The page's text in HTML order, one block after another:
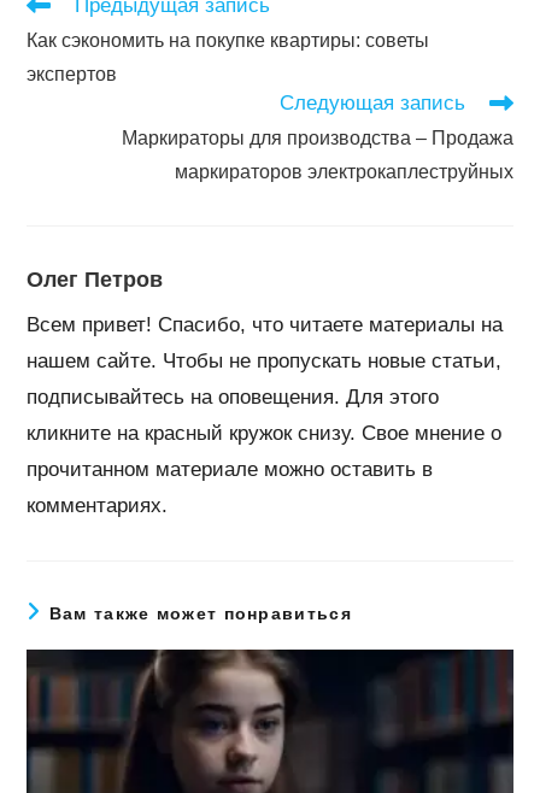
Читать
статьи
Предыдущая запись
Как сэкономить на покупке квартиры: советы
экспертов
Следующая запись
Маркираторы для производства – Продажа
маркираторов электрокаплеструйных
Олег Петров
Всем привет! Спасибо, что читаете материалы на
нашем сайте. Чтобы не пропускать новые статьи,
подписывайтесь на оповещения. Для этого
кликните на красный кружок снизу. Свое мнение о
прочитанном материале можно оставить в
комментариях.
Вам также может понравиться